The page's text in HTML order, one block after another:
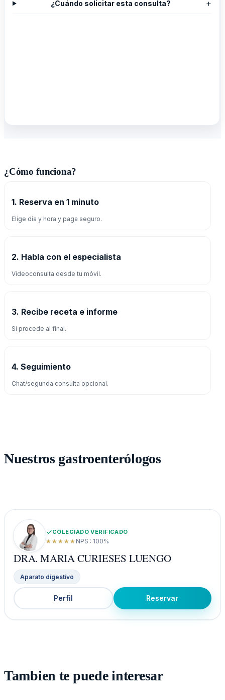
¿Cuándo solicitar esta consulta? +
¿Cómo funciona?
1. Reserva en 1 minuto
Elige día y hora y paga seguro.
2. Habla con el especialista
Videoconsulta desde tu móvil.
3. Recibe receta e informe
Si procede al final.
4. Seguimiento
Chat/segunda consulta opcional.
Nuestros gastroenterólogos
COLEGIADO VERIFICADO
★★★★★ NPS : 100%
DRA. MARIA CURIESES LUENGO
Aparato digestivo
Perfil Reservar
Tambien te puede interesar